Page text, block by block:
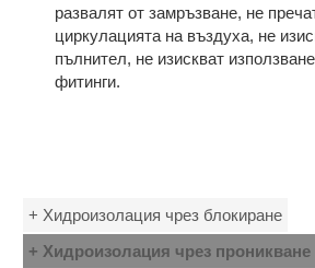
развалят от замръзване, не
циркулацията на въздуха, не
пълнител, не изискват
фитинги.
+ Хидроизолация чрез блокиране
+ Хидроизолация чрез проникване